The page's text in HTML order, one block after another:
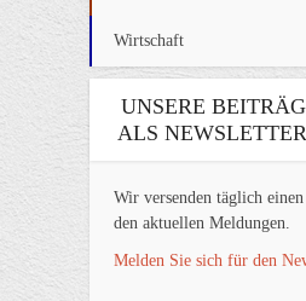
Wirtschaft
UNSERE
ALS
Wir versenden täglich
den aktuellen Meldungen.
Melden Sie sich für den